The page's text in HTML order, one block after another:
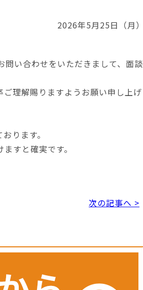
2026年5月25日（月）
い合わせをいただきまして、面談
理解賜りますようお願い申し上げ
ります。
すと確実です。
次の記事へ >